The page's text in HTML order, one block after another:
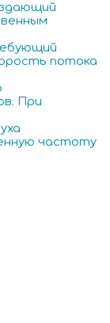
потока
При
частоту